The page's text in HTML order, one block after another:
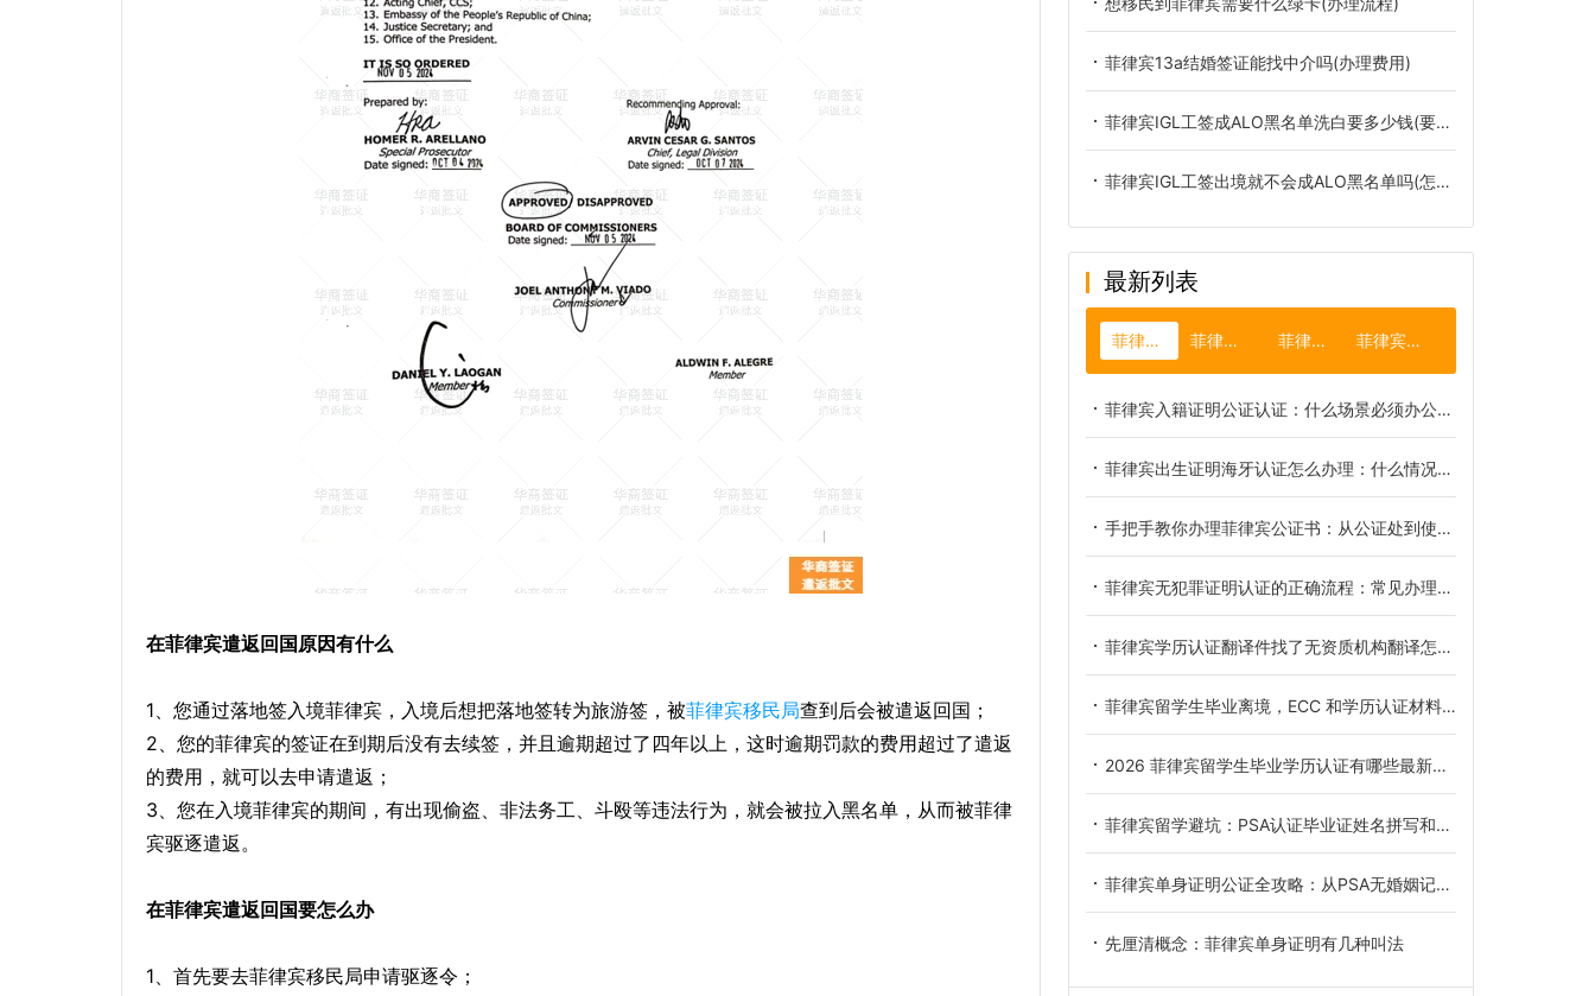
在菲律宾遣返回国原因有什么
1、您通过落地签入境菲律宾，入境后想把落地签转为旅游签，被菲律宾移民局查到后会被遣返回国；
2、您的菲律宾的签证在到期后没有去续签，并且逾期超过了四年以上，这时逾期罚款的费用超过了遣返
的费用，就可以去申请遣返；
3、您在入境菲律宾的期间，有出现偷盗、非法务工、斗殴等违法行为，就会被拉入黑名单，从而被菲律
宾驱逐遣返。
在菲律宾遣返回国要怎么办
1、首先要去菲律宾移民局申请驱逐令；
菲律宾13a结婚签证能找中介吗(办理费用)
菲律宾IGL工签成ALO黑名单洗白要多少钱(要多久)
菲律宾IGL工签出境就不会成ALO黑名单吗(怎么洗白)
最新列表
菲律宾双认证 菲律宾签证过期 菲律宾薄荷岛 菲律宾机场小黑屋
菲律宾入籍证明公证认证：什么场景必须办公证认证
菲律宾出生证明海牙认证怎么办理：什么情况必须办
手把手教你办理菲律宾公证书：从公证处到使馆认证的全流程
菲律宾无犯罪证明认证的正确流程：常见办理误区规避总结
菲律宾学历认证翻译件找了无资质机构翻译怎么解决
菲律宾留学生毕业离境，ECC 和学历认证材料清单
2026 菲律宾留学生毕业学历认证有哪些最新的政策变化
菲律宾留学避坑：PSA认证毕业证姓名拼写和护照不一致该怎么处理
菲律宾单身证明公证全攻略：从PSA无婚姻记录申请到海牙认证及中国领事认证的避坑指南
先厘清概念：菲律宾单身证明有几种叫法